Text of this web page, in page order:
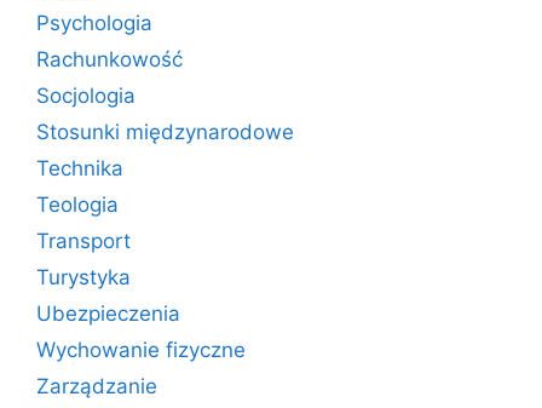
Psychologia
Rachunkowość
Socjologia
Stosunki międzynarodowe
Technika
Teologia
Transport
Turystyka
Ubezpieczenia
Wychowanie fizyczne
Zarządzanie